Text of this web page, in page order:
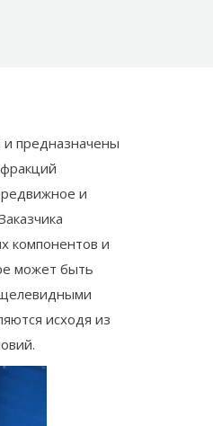
предназначены
и
компонентов и
может быть
исходя из